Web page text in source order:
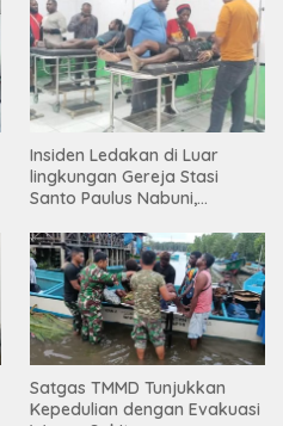
Insiden Ledakan di Luar
lingkungan Gereja Stasi
Santo Paulus Nabuni,
Satgas TMMD Tunjukkan
Kepedulian dengan Evakuasi